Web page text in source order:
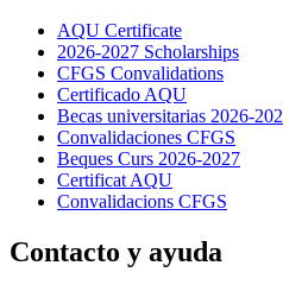
AQU Certificate
2026-2027 Scholarships
CFGS Convalidations
Certificado AQU
Becas universitarias 2026-
Convalidaciones CFGS
Beques Curs 2026-2027
Certificat AQU
Convalidacions CFGS
Contacto y ayuda